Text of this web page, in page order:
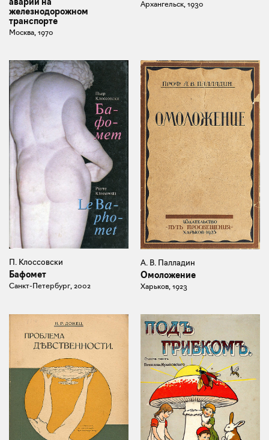
железнодорожном
транспорте
Москва, 1970
Архангельск, 1930
П. Клоссовски
Бафомет
Санкт-Петербург, 2002
А. В. Палладин
Омоложение
Харьков, 1923